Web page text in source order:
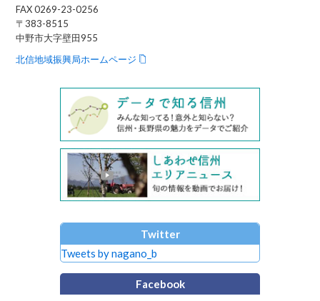
FAX 0269-23-0256
〒383-8515
中野市大字壁田955
北信地域振興局ホームページ
Twitter
Tweets by nagano_b
Facebook